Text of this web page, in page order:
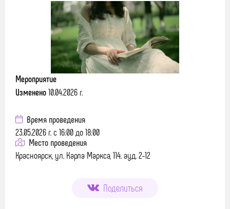
Мероприятие
Изменено10.04.2026 г.
Время проведения
23.05.2026 г. с 16:00 до 18:00
Место проведения
Красноярск, ул. Карла Маркса, 114. ауд. 2-12
Поделиться